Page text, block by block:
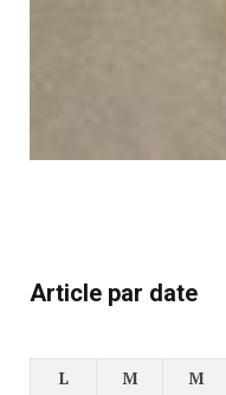
Article par date
L
M M